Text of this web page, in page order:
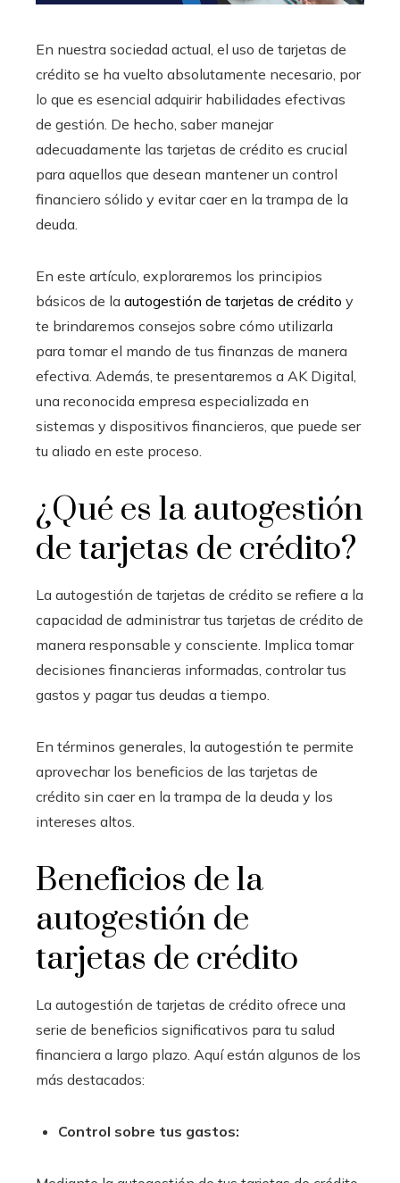
En nuestra sociedad actual, el uso de tarjetas de
crédito se ha vuelto absolutamente necesario, por
lo que es esencial adquirir habilidades efectivas
de gestión. De hecho, saber manejar
adecuadamente las tarjetas de crédito es crucial
para aquellos que desean mantener un control
financiero sólido y evitar caer en la trampa de la
deuda.
En este artículo, exploraremos los principios
básicos de la autogestión de tarjetas de crédito y
te brindaremos consejos sobre cómo utilizarla
para tomar el mando de tus finanzas de manera
efectiva. Además, te presentaremos a AK Digital,
una reconocida empresa especializada en
sistemas y dispositivos financieros, que puede ser
tu aliado en este proceso.
¿Qué es la autogestión
de tarjetas de crédito?
La autogestión de tarjetas de crédito se refiere a la
capacidad de administrar tus tarjetas de crédito de
manera responsable y consciente. Implica tomar
decisiones financieras informadas, controlar tus
gastos y pagar tus deudas a tiempo.
En términos generales, la autogestión te permite
aprovechar los beneficios de las tarjetas de
crédito sin caer en la trampa de la deuda y los
intereses altos.
Beneficios de la
autogestión de
tarjetas de crédito
La autogestión de tarjetas de crédito ofrece una
serie de beneficios significativos para tu salud
financiera a largo plazo. Aquí están algunos de los
más destacados:
Control sobre tus gastos: